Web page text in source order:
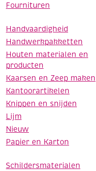
Fournituren
Handvaardigheid
Handwerkpakketten
Houten materialen en
producten
Kaarsen en Zeep maken
Kantoorartikelen
Knippen en snijden
Lijm
Nieuw
Papier en Karton
Schildersmaterialen